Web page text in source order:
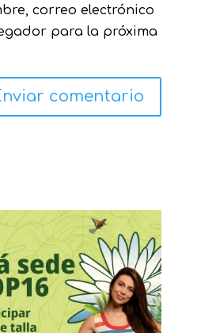
correo electrónico
para la próxima